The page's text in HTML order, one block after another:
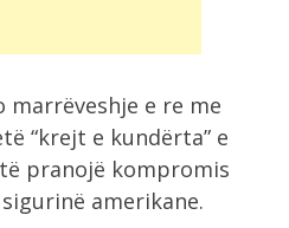
e re me
“krejt e kundërta” e
të pranojë kompromis
amerikane.